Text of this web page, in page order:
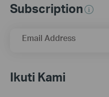
Subscription
Email Address
Ikuti Kami